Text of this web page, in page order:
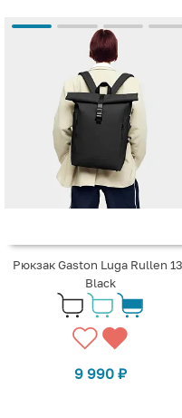
Рюкзак Gaston Luga Rullen
Black
9 990 ₽